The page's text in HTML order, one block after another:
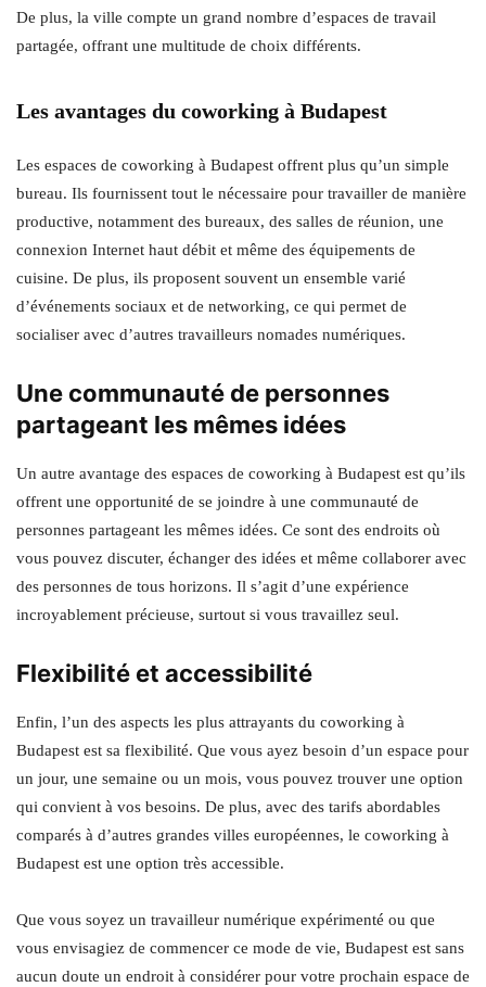
De plus, la ville compte un grand nombre d’espaces de travail
partagée, offrant une multitude de choix différents.
Les avantages du coworking à Budapest
Les espaces de coworking à Budapest offrent plus qu’un simple
bureau. Ils fournissent tout le nécessaire pour travailler de manière
productive, notamment des bureaux, des salles de réunion, une
connexion Internet haut débit et même des équipements de
cuisine. De plus, ils proposent souvent un ensemble varié
d’événements sociaux et de networking, ce qui permet de
socialiser avec d’autres travailleurs nomades numériques.
Une communauté de personnes
partageant les mêmes idées
Un autre avantage des espaces de coworking à Budapest est qu’ils
offrent une opportunité de se joindre à une communauté de
personnes partageant les mêmes idées. Ce sont des endroits où
vous pouvez discuter, échanger des idées et même collaborer avec
des personnes de tous horizons. Il s’agit d’une expérience
incroyablement précieuse, surtout si vous travaillez seul.
Flexibilité et accessibilité
Enfin, l’un des aspects les plus attrayants du coworking à
Budapest est sa flexibilité. Que vous ayez besoin d’un espace pour
un jour, une semaine ou un mois, vous pouvez trouver une option
qui convient à vos besoins. De plus, avec des tarifs abordables
comparés à d’autres grandes villes européennes, le coworking à
Budapest est une option très accessible.
Que vous soyez un travailleur numérique expérimenté ou que
vous envisagiez de commencer ce mode de vie, Budapest est sans
aucun doute un endroit à considérer pour votre prochain espace de